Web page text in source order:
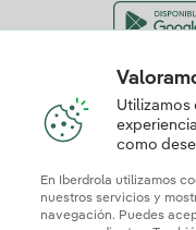
Nuestros
Utilizamos
como
En Iberdrola utilizamos
nuestros servicios y
navegación. Puedes